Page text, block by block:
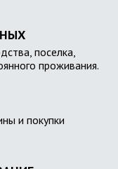
поселка,
проживания.
и покупки